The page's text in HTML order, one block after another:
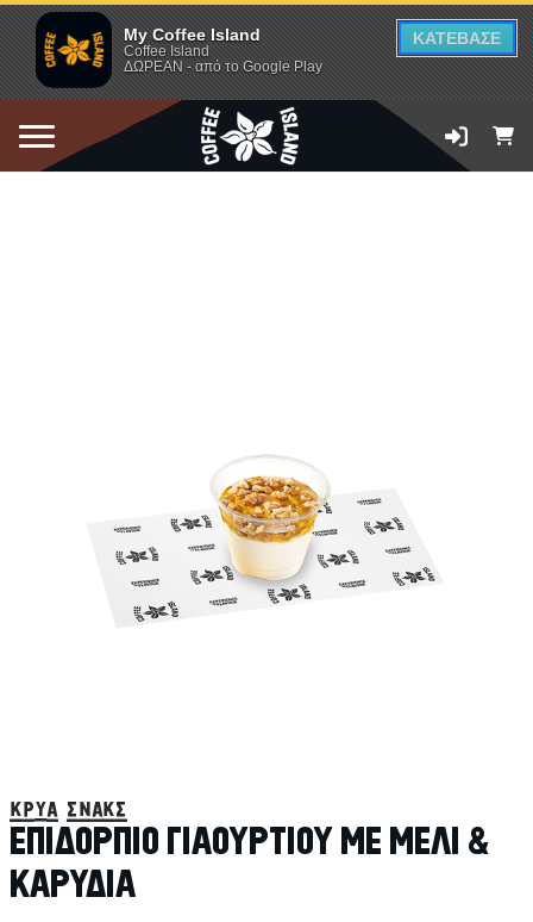
My Coffee Island
Coffee Island
ΔΩΡΕΑΝ - από το Google Play
ΚΑΤΕΒΑΣΕ
κρύα σνακς
ΕΠΙΔΟΡΠΙΟ ΓΙΑΟΥΡΤΙΟΥ ΜΕ ΜΕΛΙ &
ΚΑΡΥΔΙΑ